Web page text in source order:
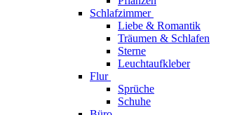
Schlafzimmer
Liebe & Romantik
Träumen & Schlafen
Sterne
Leuchtaufkleber
Flur
Sprüche
Schuhe